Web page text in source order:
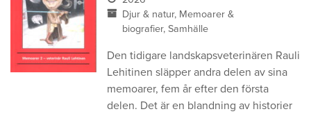
Djur & natur, Memoarer &
biografier, Samhälle
Den tidigare landskapsveterinären Rauli
Lehitinen släpper andra delen av sina
memoarer, fem år efter den första
delen. Det är en blandning av historier